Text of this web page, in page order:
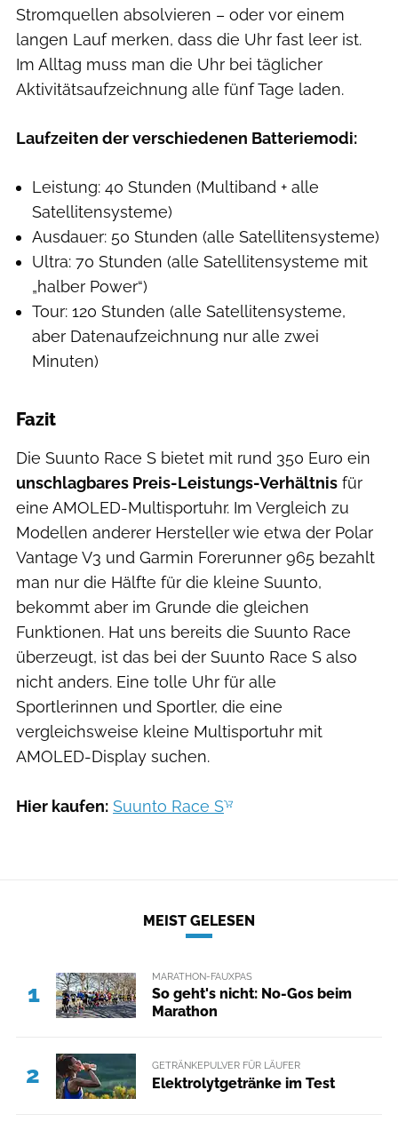
Stromquellen absolvieren – oder vor einem
langen Lauf merken, dass die Uhr fast leer ist.
Im Alltag muss man die Uhr bei täglicher
Aktivitätsaufzeichnung alle fünf Tage laden.
Laufzeiten der verschiedenen Batteriemodi:
Leistung: 40 Stunden (Multiband + alle
Satellitensysteme)
Ausdauer: 50 Stunden (alle Satellitensysteme)
Ultra: 70 Stunden (alle Satellitensysteme mit
„halber Power“)
Tour: 120 Stunden (alle Satellitensysteme,
aber Datenaufzeichnung nur alle zwei
Minuten)
Fazit
Die Suunto Race S bietet mit rund 350 Euro ein
unschlagbares Preis-Leistungs-Verhältnis für
eine AMOLED-Multisportuhr. Im Vergleich zu
Modellen anderer Hersteller wie etwa der Polar
Vantage V3 und Garmin Forerunner 965 bezahlt
man nur die Hälfte für die kleine Suunto,
bekommt aber im Grunde die gleichen
Funktionen. Hat uns bereits die Suunto Race
überzeugt, ist das bei der Suunto Race S also
nicht anders. Eine tolle Uhr für alle
Sportlerinnen und Sportler, die eine
vergleichsweise kleine Multisportuhr mit
AMOLED-Display suchen.
Hier kaufen: Suunto Race S
MEIST GELESEN
1
MARATHON-FAUXPAS
So geht's nicht: No-Gos beim
Marathon
2 GETRÄNKEPULVER FÜR LÄUFER
Elektrolytgetränke im Test